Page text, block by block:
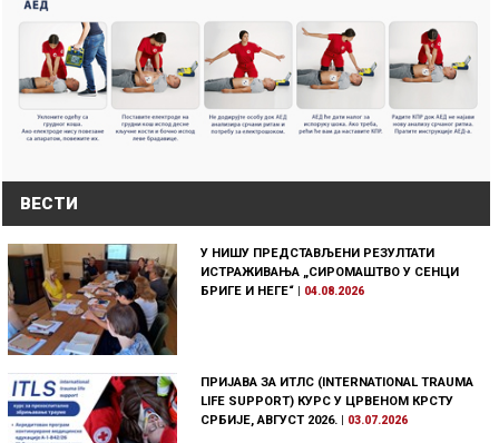
ВЕСТИ
У НИШУ ПРЕДСТАВЉЕНИ РЕЗУЛТАТИ
ИСТРАЖИВАЊА „СИРОМАШТВО У СЕНЦИ
БРИГЕ И НЕГЕ“ | 04.08.2026
ПРИЈАВА ЗА ИТЛС (INTERNATIONAL TRAUMA
LIFE SUPPORT) КУРС У ЦРВЕНОМ КРСТУ
СРБИЈЕ, АВГУСТ 2026.
03.07.2026